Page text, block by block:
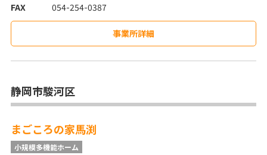
FAX
054-254-0387
事業所詳細
静岡市駿河区
まごころの家馬渕
小規模多機能ホーム